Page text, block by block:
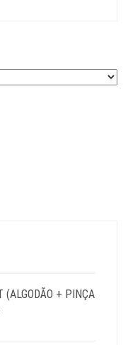
(ALGODÃO + PINÇA